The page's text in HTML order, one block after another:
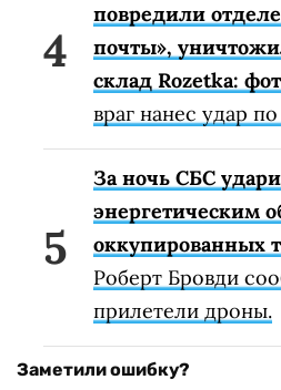
повредили
почты»,
склад Rozetka:
враг нанес удар
За ночь СБС
энергетическим
оккупированных
Роберт Бровди
прилетели дроны.
Заметили ошибку?